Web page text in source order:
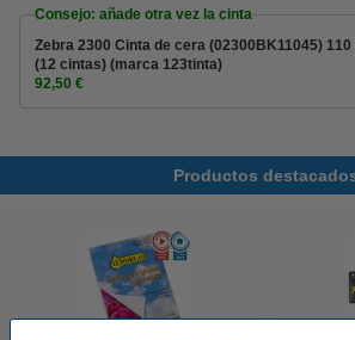
Consejo: añade otra vez la cinta
Zebra 2300 Cinta de cera (02300BK11045)
(12 cintas) (marca 123tinta)
92,50 €
Productos